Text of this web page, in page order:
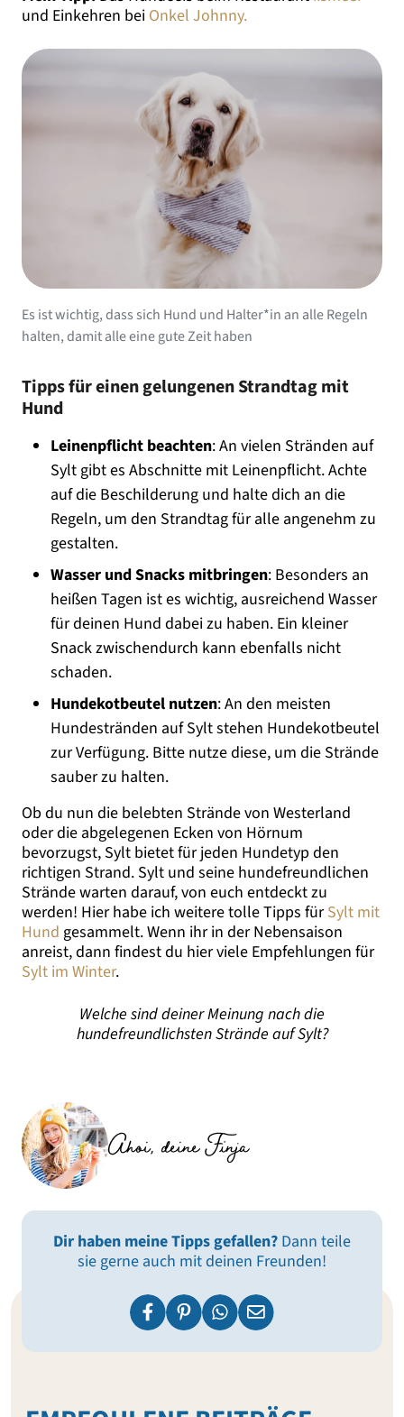
und Einkehren bei Onkel Johnny.
Es ist wichtig, dass sich Hund und Halter*in an alle Regeln
halten, damit alle eine gute Zeit haben
Tipps für einen gelungenen Strandtag mit
Hund
Leinenpflicht beachten: An vielen Stränden auf
Sylt gibt es Abschnitte mit Leinenpflicht. Achte
auf die Beschilderung und halte dich an die
Regeln, um den Strandtag für alle angenehm zu
gestalten.
Wasser und Snacks mitbringen: Besonders an
heißen Tagen ist es wichtig, ausreichend Wasser
für deinen Hund dabei zu haben. Ein kleiner
Snack zwischendurch kann ebenfalls nicht
schaden.
Hundekotbeutel nutzen: An den meisten
Hundestränden auf Sylt stehen Hundekotbeutel
zur Verfügung. Bitte nutze diese, um die Strände
sauber zu halten.
Ob du nun die belebten Strände von Westerland
oder die abgelegenen Ecken von Hörnum
bevorzugst, Sylt bietet für jeden Hundetyp den
richtigen Strand. Sylt und seine hundefreundlichen
Strände warten darauf, von euch entdeckt zu
werden! Hier habe ich weitere tolle Tipps fürSylt mit
Hund gesammelt. Wenn ihr in der Nebensaison
anreist, dann findest du hier viele Empfehlungen für
Sylt im Winter.
Welche sind deiner Meinung nach die
hundefreundlichsten Strände auf Sylt?
Ahoi, deine Finja
Dir haben meine Tipps gefallen? Dann teile
sie gerne auch mit deinen Freunden!